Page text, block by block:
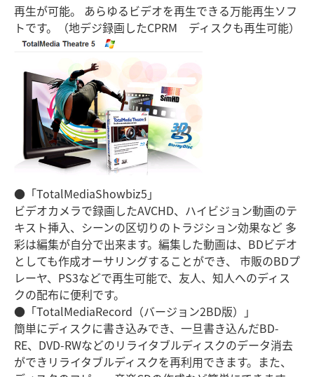
再生が可能。 あらゆるビデオを再生できる万能再生ソフ
トです。（地デジ録画したCPRM ディスクも再生可能）
●「TotalMediaShowbiz5」
ビデオカメラで録画したAVCHD、ハイビジョン動画のテ
キスト挿入、シーンの区切りのトラジション効果など 多
彩は編集が自分で出来ます。編集した動画は、BDビデオ
としても作成オーサリングすることができ、 市販のBDプ
レーヤ、PS3などで再生可能で、友人、知人へのディス
クの配布に便利です。
●「TotalMediaRecord（バージョン2BD版）」
簡単にディスクに書き込みでき、一旦書き込んだBD-
RE、DVD-RWなどのリライタブルディスクのデータ消去
ができリライタブルディスクを再利用できます。また、